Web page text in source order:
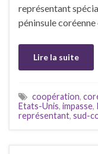
représentant
péninsule
Lire la suite
coopération,
Etats-Unis, impasse,
représentant, sud-